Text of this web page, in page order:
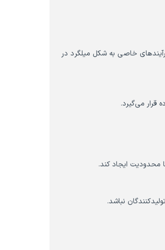
خاصی به شکل میلگرد در
قرار می‌گیرد.
محدودیت ایجاد کند.
نباشد.